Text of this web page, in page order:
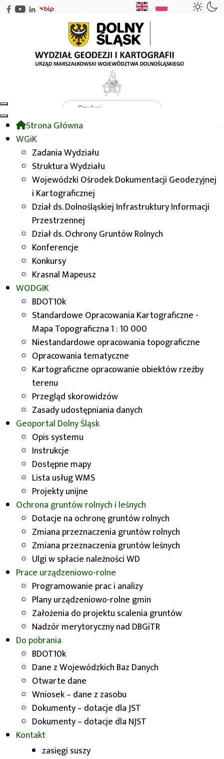
Szukaj
Strona Główna
WGiK
Zadania Wydziału
Struktura Wydziału
Wojewódzki Ośrodek Dokumentacji Geodezyjnej
i Kartograficznej
Dział ds. Dolnośląskiej Infrastruktury Informacji
Przestrzennej
Dział ds. Ochrony Gruntów Rolnych
Konferencje
Konkursy
Krasnal Mapeusz
WODGIK
BDOT10k
Standardowe Opracowania Kartograficzne -
Mapa Topograficzna 1 : 10 000
Niestandardowe opracowania topograficzne
Opracowania tematyczne
Kartograficzne opracowanie obiektów rzeźby
terenu
Przegląd skorowidzów
Zasady udostępniania danych
Geoportal Dolny Śląsk
Opis systemu
Instrukcje
Dostępne mapy
Lista usług WMS
Projekty unijne
Ochrona gruntów rolnych i leśnych
Dotacje na ochronę gruntów rolnych
Zmiana przeznaczenia gruntów rolnych
Zmiana przeznaczenia gruntów leśnych
Ulgi w spłacie należności WD
Prace urządzeniowo-rolne
Programowanie prac i analizy
Plany urządzeniowo-rolne gmin
Założenia do projektu scalenia gruntów
Nadzór merytoryczny nad DBGiTR
Do pobrania
BDOT10k
Dane z Wojewódzkich Baz Danych
Otwarte dane
Wniosek – dane z zasobu
Dokumenty – dotacje dla JST
Dokumenty – dotacje dla NJST
Kontakt
WGiK
Retencja zagrożenie suszą
Retencja zagrożenie suszą
Retencja wody w glebie i zagrożenie suszą
rolniczą
Na podstawie mapy glebowo-rolniczej w skali 1:5
000 oraz danych pozyskanych z
Monitoringu Suszy Rolniczej w Polsce
poszczególnych gatunków i grup roślin powstało
opracowanie dotyczące „Oceny wody w glebie i
zagrożenia suszą w oparciu o bilans wodny dla
obszaru województwa dolnośląskiego". Zostało
wykonane przez Instytutu Nawożenia Uprawy i
Gleboznawstwa – Państwowy Instytut Badawczy
w Puławach. W wyniku przeprowadzonych analiz
powstał szereg map charakteryzujących
województwo dolnośląskie pod względem
warunków retencyjnych gleb.
Pełen tekstoceny retencji w glebie i
zagrożenia suszą
Moduł „retencja wody w glebie i zagrożenie
suszą"dostępny jest na platformie Geoportal
Dolnego Śląska tutaj
Retencja wodna gleb jest to zdolność do
gromadzenia wody pochodzącej z opadów
atmosferycznych, spływu powierzchniowego i
podpowierzchniowego oraz podsiąku
kapilarnego. Wartość siły ssącej wiążącej wodę w
glebie charakteryzowana jest wysokością słupa
wody, który może być podtrzymany dzięki tej sile.
Bazy danychskładają się z następujące warstwy:
bilans wodny
obszary nieklasyfikowane
opady roczne
opady w okresie wegetacyjnym
opady wiosenne
zasięgi suszy